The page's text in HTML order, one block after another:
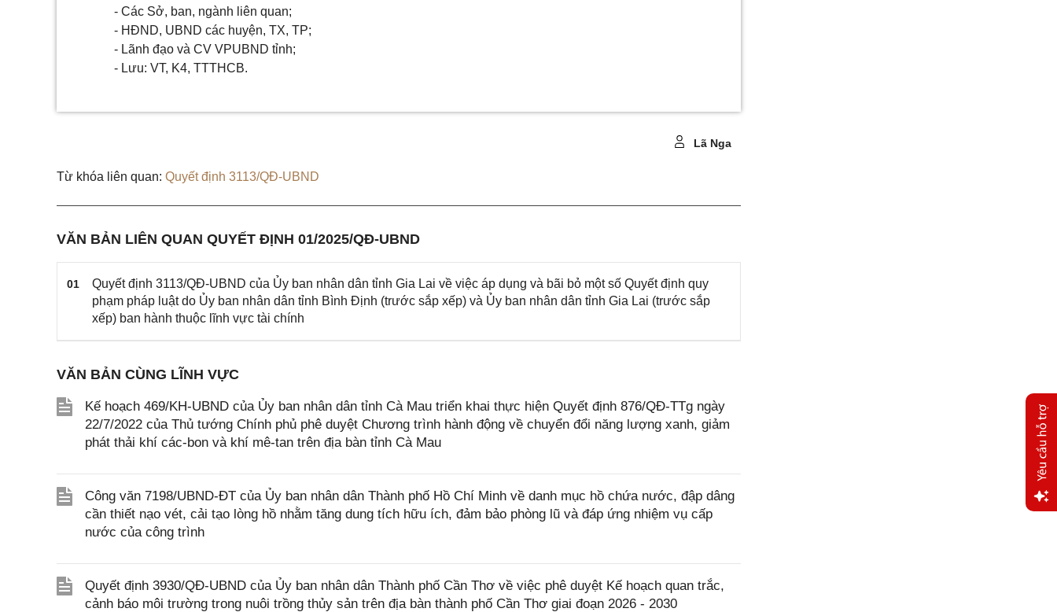
- Các Sở, ban, ngành liên quan;
- HĐND, UBND các huyện, TX, TP;
- Lãnh đạo và CV VPUBND tỉnh;
- Lưu: VT, K4, TTTHCB.
Lã Nga
Từ khóa liên quan: Quyết định 3113/QĐ-UBND
VĂN BẢN LIÊN QUAN QUYẾT ĐỊNH 01/2025/QĐ-UBND
01
Quyết định 3113/QĐ-UBND của Ủy ban nhân dân tỉnh Gia Lai về việc áp dụng và bãi bỏ một số Quyết định quy
phạm pháp luật do Ủy ban nhân dân tỉnh Bình Định (trước sắp xếp) và Ủy ban nhân dân tỉnh Gia Lai (trước sắp
xếp) ban hành thuộc lĩnh vực tài chính
VĂN BẢN CÙNG LĨNH VỰC
Kế hoạch 469/KH-UBND của Ủy ban nhân dân tỉnh Cà Mau triển khai thực hiện Quyết định 876/QĐ-TTg ngày
22/7/2022 của Thủ tướng Chính phủ phê duyệt Chương trình hành động về chuyển đổi năng lượng xanh, giảm
phát thải khí các-bon và khí mê-tan trên địa bàn tỉnh Cà Mau
Công văn 7198/UBND-ĐT của Ủy ban nhân dân Thành phố Hồ Chí Minh về danh mục hồ chứa nước, đập dâng
cần thiết nạo vét, cải tạo lòng hồ nhằm tăng dung tích hữu ích, đảm bảo phòng lũ và đáp ứng nhiệm vụ cấp
nước của công trình
Quyết định 3930/QĐ-UBND của Ủy ban nhân dân Thành phố Cần Thơ về việc phê duyệt Kế hoạch quan trắc,
cảnh báo môi trường trong nuôi trồng thủy sản trên địa bàn thành phố Cần Thơ giai đoạn 2026 - 2030